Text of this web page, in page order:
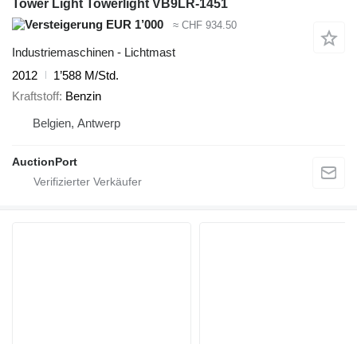
Tower Light Towerlight VB9LR-1451
EUR 1’000
≈ CHF 934.50
Industriemaschinen - Lichtmast
2012
1’588 M/Std.
Kraftstoff Benzin
Belgien, Antwerp
AuctionPort